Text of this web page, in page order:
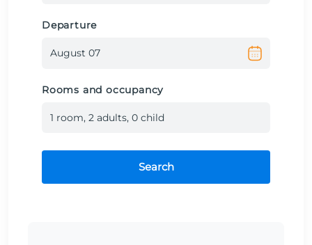
Departure
Rooms and occupancy
1 room, 2 adults, 0 child
Search